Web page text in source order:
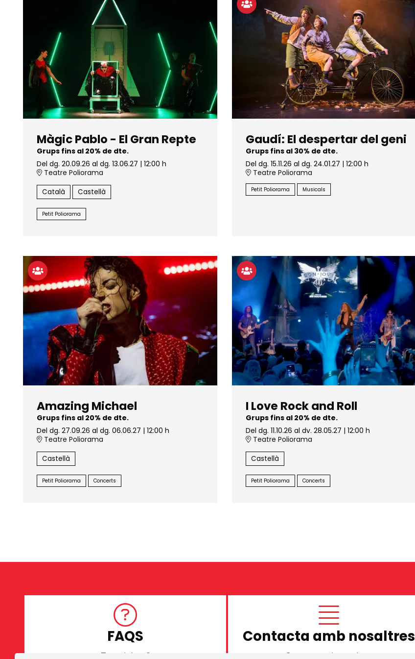
Màgic Pablo - El Gran Repte
Grups fins al 20% de dte.
Del dg. 20.09.26 al dg. 13.06.27 | 12:00 h
Teatre Poliorama
Català Castellà
Petit Poliorama
Gaudí: El despertar del geni
Grups fins al 30% de dte.
Del dg. 15.11.26 al dg. 24.01.27 | 12:00 h
Teatre Poliorama
Petit Poliorama Musicals
Amazing Michael
Grups fins al 20% de dte.
Del dg. 27.09.26 al dg. 06.06.27 | 12:00 h
Teatre Poliorama
Castellà
Petit Poliorama Concerts
I Love Rock and Roll
Grups fins al 20% de dte.
Del dg. 11.10.26 al dv. 28.05.27 | 12:00 h
Teatre Poliorama
Castellà
Petit Poliorama Concerts
FAQS
Tens dubtes?
Contacta amb nosaltres
Contacta amb nosaltres